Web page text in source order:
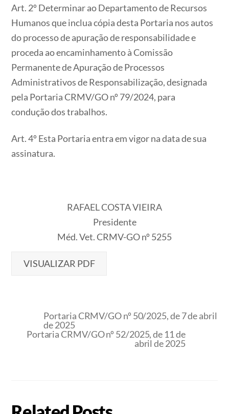
Art. 2º Determinar ao Departamento de Recursos
Humanos que inclua cópia desta Portaria nos autos
do processo de apuração de responsabilidade e
proceda ao encaminhamento à Comissão
Permanente de Apuração de Processos
Administrativos de Responsabilização, designada
pela Portaria CRMV/GO nº 79/2024, para
condução dos trabalhos.
Art. 4º Esta Portaria entra em vigor na data de sua
assinatura.
RAFAEL COSTA VIEIRA
Presidente
Méd. Vet. CRMV-GO nº 5255
VISUALIZAR PDF
Portaria CRMV/GO nº 50/2025, de 7 de abril
de 2025
Portaria CRMV/GO nº 52/2025, de 11 de
abril de 2025